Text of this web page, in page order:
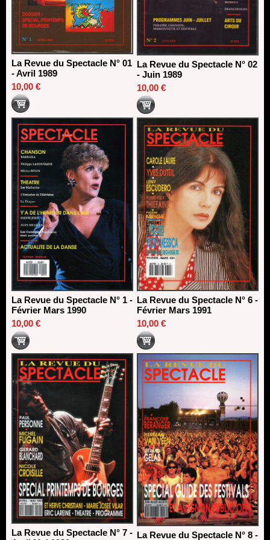
La Revue du Spectacle N° 01
- Avril 1989
10,00 €
La Revue du Spectacle N° 02
- Juin 1989
10,00 €
La Revue du Spectacle N° 1 -
Février Mars 1990
10,00 €
La Revue du Spectacle N° 6 -
Février Mars 1991
10,00 €
La Revue du Spectacle N° 7 - La Revue du Spectacle N° 8 -